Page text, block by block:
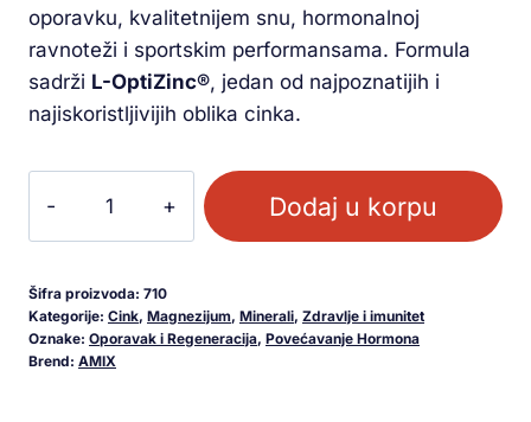
oporavku, kvalitetnijem snu, hormonalnoj
ravnoteži i sportskim performansama. Formula
sadrži L-OptiZinc®, jedan od najpoznatijih i
najiskoristljivijih oblika cinka.
Dodaj u korpu
Šifra proizvoda: 710
Kategorije: Cink, Magnezijum, Minerali, Zdravlje i imunitet
Oznake: Oporavak i Regeneracija, Povećavanje Hormona
Brend: AMIX